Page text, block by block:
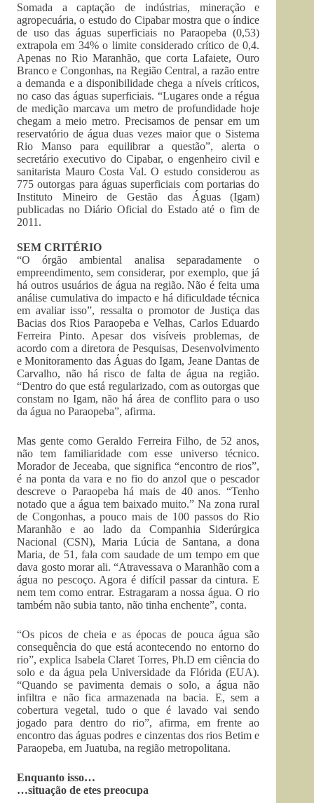
Somada a captação de indústrias, mineração e
agropecuária, o estudo do Cipabar mostra que o índice
de uso das águas superficiais no Paraopeba (0,53)
extrapola em 34% o limite considerado crítico de 0,4.
Apenas no Rio Maranhão, que corta Lafaiete, Ouro
Branco e Congonhas, na Região Central, a razão entre
a demanda e a disponibilidade chega a níveis críticos,
no caso das águas superficiais. “Lugares onde a régua
de medição marcava um metro de profundidade hoje
chegam a meio metro. Precisamos de pensar em um
reservatório de água duas vezes maior que o Sistema
Rio Manso para equilibrar a questão”, alerta o
secretário executivo do Cipabar, o engenheiro civil e
sanitarista Mauro Costa Val. O estudo considerou as
775 outorgas para águas superficiais com portarias do
Instituto Mineiro de Gestão das Águas (Igam)
publicadas no Diário Oficial do Estado até o fim de
2011.
SEM CRITÉRIO
“O órgão ambiental analisa separadamente o
empreendimento, sem considerar, por exemplo, que já
há outros usuários de água na região. Não é feita uma
análise cumulativa do impacto e há dificuldade técnica
em avaliar isso”, ressalta o promotor de Justiça das
Bacias dos Rios Paraopeba e Velhas, Carlos Eduardo
Ferreira Pinto. Apesar dos visíveis problemas, de
acordo com a diretora de Pesquisas, Desenvolvimento
e Monitoramento das Águas do Igam, Jeane Dantas de
Carvalho, não há risco de falta de água na região.
“Dentro do que está regularizado, com as outorgas que
constam no Igam, não há área de conflito para o uso
da água no Paraopeba”, afirma.
Mas gente como Geraldo Ferreira Filho, de 52 anos,
não tem familiaridade com esse universo técnico.
Morador de Jeceaba, que significa “encontro de rios”,
é na ponta da vara e no fio do anzol que o pescador
descreve o Paraopeba há mais de 40 anos. “Tenho
notado que a água tem baixado muito.” Na zona rural
de Congonhas, a pouco mais de 100 passos do Rio
Maranhão e ao lado da Companhia Siderúrgica
Nacional (CSN), Maria Lúcia de Santana, a dona
Maria, de 51, fala com saudade de um tempo em que
dava gosto morar ali. “Atravessava o Maranhão com a
água no pescoço. Agora é difícil passar da cintura. E
nem tem como entrar. Estragaram a nossa água. O rio
também não subia tanto, não tinha enchente”, conta.
“Os picos de cheia e as épocas de pouca água são
consequência do que está acontecendo no entorno do
rio”, explica Isabela Claret Torres, Ph.D em ciência do
solo e da água pela Universidade da Flórida (EUA).
“Quando se pavimenta demais o solo, a água não
infiltra e não fica armazenada na bacia. E, sem a
cobertura vegetal, tudo o que é lavado vai sendo
jogado para dentro do rio”, afirma, em frente ao
encontro das águas podres e cinzentas dos rios Betim e
Paraopeba, em Juatuba, na região metropolitana.
Enquanto isso…
…situação de etes preocupa